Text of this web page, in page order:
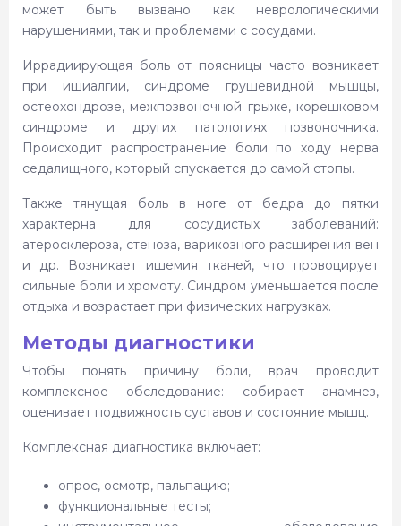
может быть вызвано как неврологическими
нарушениями, так и проблемами с сосудами.
Иррадиирующая боль от поясницы часто возникает
при ишиалгии, синдроме грушевидной мышцы,
остеохондрозе, межпозвоночной грыже, корешковом
синдроме и других патологиях позвоночника.
Происходит распространение боли по ходу нерва
седалищного, который спускается до самой стопы.
Также тянущая боль в ноге от бедра до пятки
характерна для сосудистых заболеваний:
атеросклероза, стеноза, варикозного расширения вен
и др. Возникает ишемия тканей, что провоцирует
сильные боли и хромоту. Синдром уменьшается после
отдыха и возрастает при физических нагрузках.
Методы диагностики
Чтобы понять причину боли, врач проводит
комплексное обследование: собирает анамнез,
оценивает подвижность суставов и состояние мышц.
Комплексная диагностика включает:
опрос, осмотр, пальпацию;
функциональные тесты;